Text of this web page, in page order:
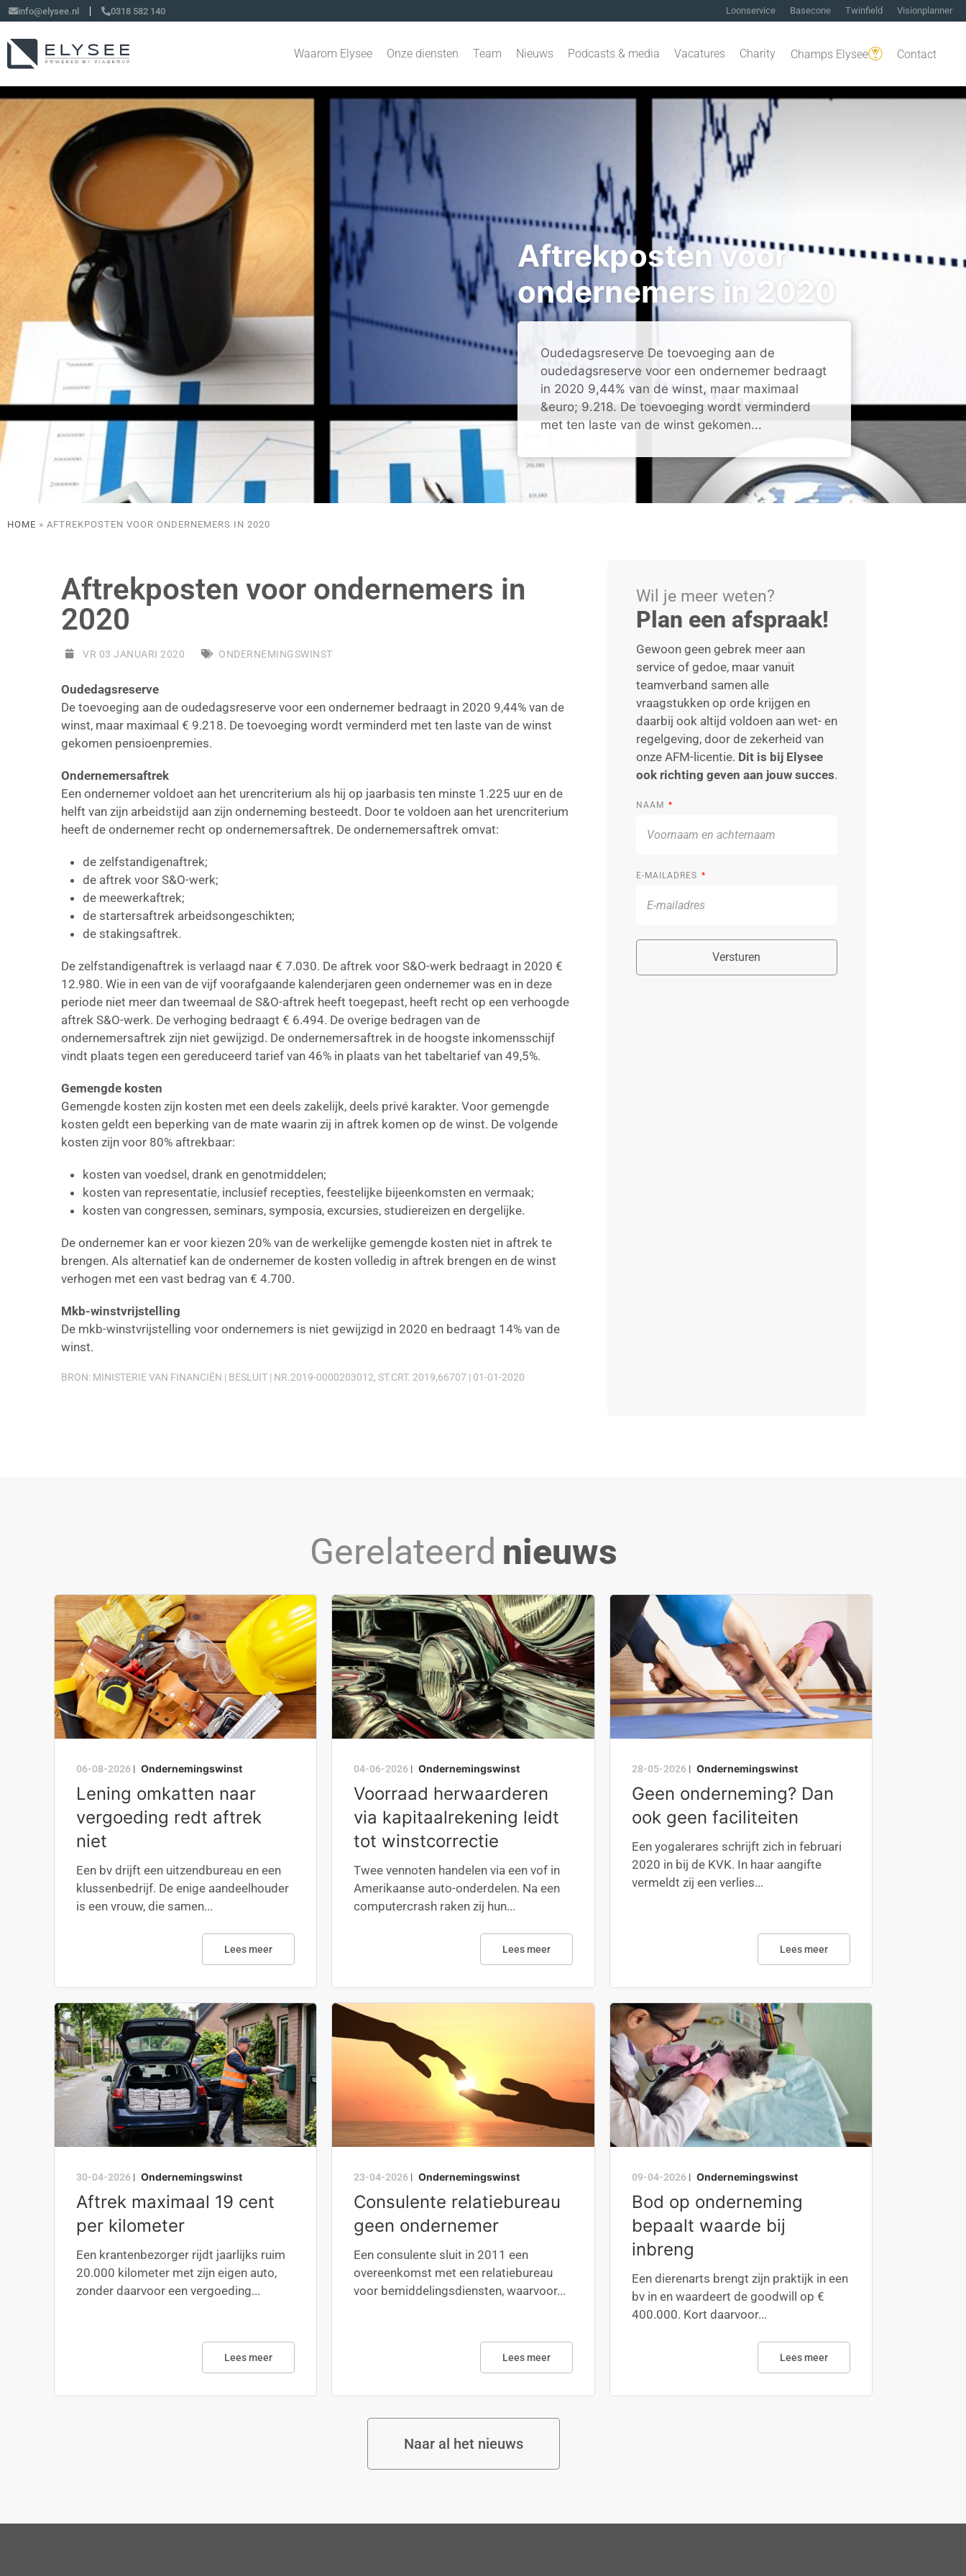
info@elysee.nl 0318 582 140 Loonservice Basecone Twinfield Visionplanner
Waarom Elysee Onze diensten Team Nieuws Podcasts & media Vacatures Charity Champs Elysee Contact
Aftrekposten voor
ondernemers in 2020
Oudedagsreserve De toevoeging aan de
oudedagsreserve voor een ondernemer bedraagt
in 2020 9,44% van de winst, maar maximaal
&euro; 9.218. De toevoeging wordt verminderd
met ten laste van de winst gekomen...
HOME » AFTREKPOSTEN VOOR ONDERNEMERS IN 2020
Aftrekposten voor ondernemers in
2020
VR 03 JANUARI 2020 ONDERNEMINGSWINST
Oudedagsreserve
De toevoeging aan de oudedagsreserve voor een ondernemer bedraagt in 2020 9,44% van de
winst, maar maximaal € 9.218. De toevoeging wordt verminderd met ten laste van de winst
gekomen pensioenpremies.
Ondernemersaftrek
Een ondernemer voldoet aan het urencriterium als hij op jaarbasis ten minste 1.225 uur en de
helft van zijn arbeidstijd aan zijn onderneming besteedt. Door te voldoen aan het urencriterium
heeft de ondernemer recht op ondernemersaftrek. De ondernemersaftrek omvat:
de zelfstandigenaftrek;
de aftrek voor S&O-werk;
de meewerkaftrek;
de startersaftrek arbeidsongeschikten;
de stakingsaftrek.
De zelfstandigenaftrek is verlaagd naar € 7.030. De aftrek voor S&O-werk bedraagt in 2020 €
12.980. Wie in een van de vijf voorafgaande kalenderjaren geen ondernemer was en in deze
periode niet meer dan tweemaal de S&O-aftrek heeft toegepast, heeft recht op een verhoogde
aftrek S&O-werk. De verhoging bedraagt € 6.494. De overige bedragen van de
ondernemersaftrek zijn niet gewijzigd. De ondernemersaftrek in de hoogste inkomensschijf
vindt plaats tegen een gereduceerd tarief van 46% in plaats van het tabeltarief van 49,5%.
Gemengde kosten
Gemengde kosten zijn kosten met een deels zakelijk, deels privé karakter. Voor gemengde
kosten geldt een beperking van de mate waarin zij in aftrek komen op de winst. De volgende
kosten zijn voor 80% aftrekbaar:
kosten van voedsel, drank en genotmiddelen;
kosten van representatie, inclusief recepties, feestelijke bijeenkomsten en vermaak;
kosten van congressen, seminars, symposia, excursies, studiereizen en dergelijke.
De ondernemer kan er voor kiezen 20% van de werkelijke gemengde kosten niet in aftrek te
brengen. Als alternatief kan de ondernemer de kosten volledig in aftrek brengen en de winst
verhogen met een vast bedrag van € 4.700.
Mkb-winstvrijstelling
De mkb-winstvrijstelling voor ondernemers is niet gewijzigd in 2020 en bedraagt 14% van de
winst.
BRON: MINISTERIE VAN FINANCIËN | BESLUIT | NR.2019-0000203012, ST.CRT. 2019,66707 | 01-01-2020
Wil je meer weten?
Plan een afspraak!
Gewoon geen gebrek meer aan
service of gedoe, maar vanuit
teamverband samen alle
vraagstukken op orde krijgen en
daarbij ook altijd voldoen aan wet- en
regelgeving, door de zekerheid van
onze AFM-licentie. Dit is bij Elysee
ook richting geven aan jouw succes.
NAAM
E-MAILADRES
Versturen
Gerelateerd nieuws
06-08-2026 | Ondernemingswinst
Lening omkatten naar
vergoeding redt aftrek
niet
Een bv drijft een uitzendbureau en een
klussenbedrijf. De enige aandeelhouder
is een vrouw, die samen...
Lees meer
04-06-2026 | Ondernemingswinst
Voorraad herwaarderen
via kapitaalrekening leidt
tot winstcorrectie
Twee vennoten handelen via een vof in
Amerikaanse auto-onderdelen. Na een
computercrash raken zij hun...
Lees meer
28-05-2026| Ondernemingswinst
Geen onderneming? Dan
ook geen faciliteiten
Een yogalerares schrijft zich in februari
2020 in bij de KVK. In haar aangifte
vermeldt zij een verlies...
Lees meer
30-04-2026 | Ondernemingswinst
Aftrek maximaal 19 cent
per kilometer
Een krantenbezorger rijdt jaarlijks ruim
20.000 kilometer met zijn eigen auto,
zonder daarvoor een vergoeding...
Lees meer
23-04-2026 | Ondernemingswinst
Consulente relatiebureau
geen ondernemer
Een consulente sluit in 2011 een
overeenkomst met een relatiebureau
voor bemiddelingsdiensten, waarvoor...
Lees meer
09-04-2026| Ondernemingswinst
Bod op onderneming
bepaalt waarde bij
inbreng
Een dierenarts brengt zijn praktijk in een
bv in en waardeert de goodwill op €
400.000. Kort daarvoor...
Lees meer
Naar al het nieuws